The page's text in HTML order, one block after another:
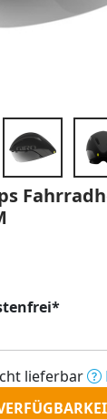
lieferbar